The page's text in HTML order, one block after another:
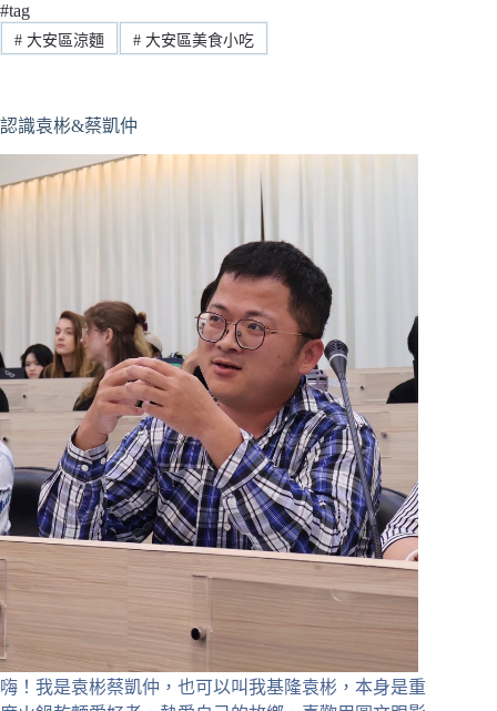
#tag
#大安區涼麵 #大安區美食小吃
認識袁彬&蔡凱仲
嗨！我是袁彬蔡凱仲，也可以叫我基隆袁彬，本身是重